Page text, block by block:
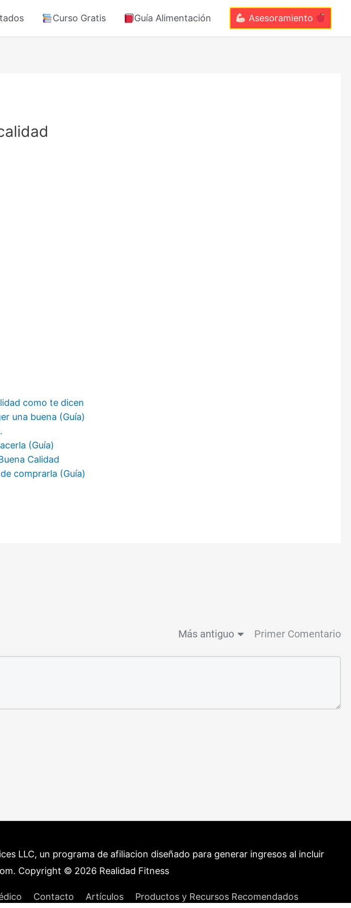
Curso Gratis Guía Alimentación Asesoramiento
como te dicen
una buena (Guía)
(Guía)
Calidad
comprarla (Guía)
Más antiguo Primer Comentario
LLC, un programa de afiliacion diseñado para generar ingresos al incluir
Copyright © 2026 Realidad Fitness
Contacto Artículos Productos y Recursos Recomendados